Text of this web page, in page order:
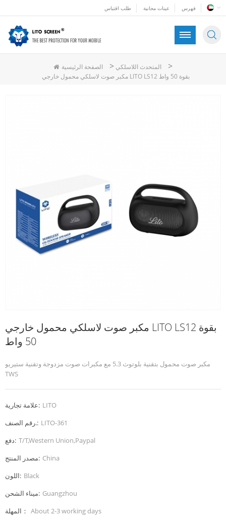
طلب اقتباس عينات مجانية فهرس
الصفحة الرئيسية > المتحدث اللاسلكي >
مكبر صوت لاسلكي محمول خارجي LITO LS12 بقوة 50 واط
مكبر صوت لاسلكي محمول خارجي LITO LS12 بقوة
50 واط
مكبر صوت محمول بتقنية بلوتوث 5.3 مع مكبرات صوت مزدوجة وتقنية ستيريو
TWS
علامة تجارية: LITO
رقم الصنف.: LITO-361
دفع: T/T,Western Union,Paypal
مصدر المنتج: China
اللون: Black
ميناء الشحن: Guangzhou
المهلة： About 2-3 working days